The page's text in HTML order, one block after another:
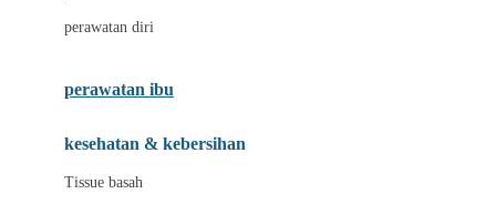
Magformers
Mamaway
Maxi Cosi
perawatan diri
perawatan ibu
kesehatan & kebersihan
Tissue basah